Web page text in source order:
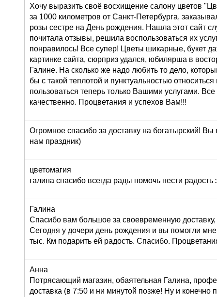
Хочу выразить своё восхищение салону цветов
за 1000 километров от Санкт-Петербурга,
розы сестре на День рождения. Нашла этот сайт
почитала отзывы, решила воспользоваться их
понравилось! Все супер! Цветы шикарные, букет
картинке сайта, сюрприз удался, юбилярша в
Галине. На сколько же надо любить то дело,
бы с такой теплотой и пунктуальностью
пользоваться теперь только Вашими услугами.
качественно. Процветания и успехов Вам!!!
Огромное спасибо за доставку на богатырский! Вы
нам праздник)
цветомагия
галина спасибо всегда рады помочь нести
Галина
Спасибо вам большое за своевременную доставку,
Сегодня у дочери день рождения и вы помогли
тыс. Км подарить ей радость. Спасибо.
Анна
Потрясающий магазин, обаятельная Галина,
доставка (в 7:50 и ни минутой позже! Ну и конечно